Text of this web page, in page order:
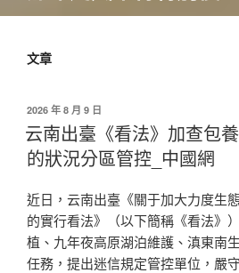
文章
發
佈
於
2026 年 8 月 9 日
云南出臺《看法》加查包
的狀況分區管控_中國網
近日，云南出臺《關于加大力度生
的實行看法》（以下簡稱《看法》
植、九年夜高原湖泊維護、滇東南
任務，提出迷信規定管控單位，嚴